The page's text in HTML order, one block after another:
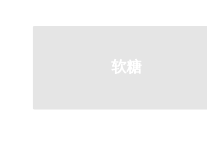
软糖
推荐型号:
BS15-25C, BS22-30A, BS25-30A, BS25-30C,
BS28-35A